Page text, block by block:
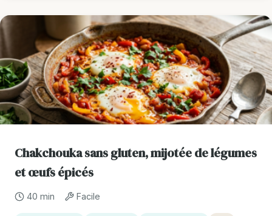
Chakchouka sans gluten, mijotée de légumes
et œufs épicés
40 min Facile